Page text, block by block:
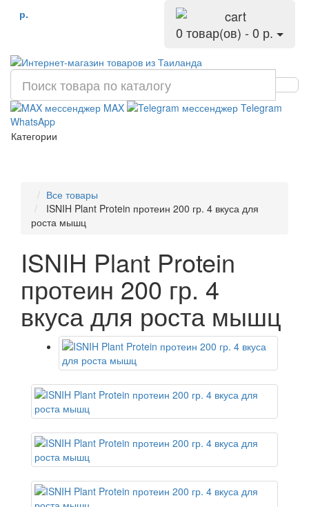
р.
0 товар(ов) - 0 р.
MAX
Telegram
WhatsApp
Категории
Все товары
ISNIH Plant Protein протеин 200 гр. 4 вкуса для
роста мышц
ISNIH Plant Protein
протеин 200 гр. 4
вкуса для роста мышц